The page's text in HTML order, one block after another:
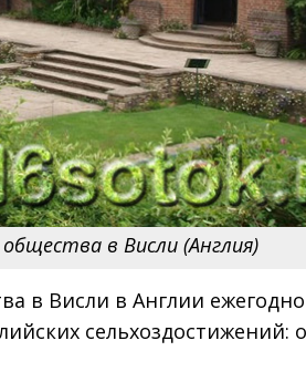
в Висли (Англия)
в Висли в Англии ежегодно
сельхоздостижений: